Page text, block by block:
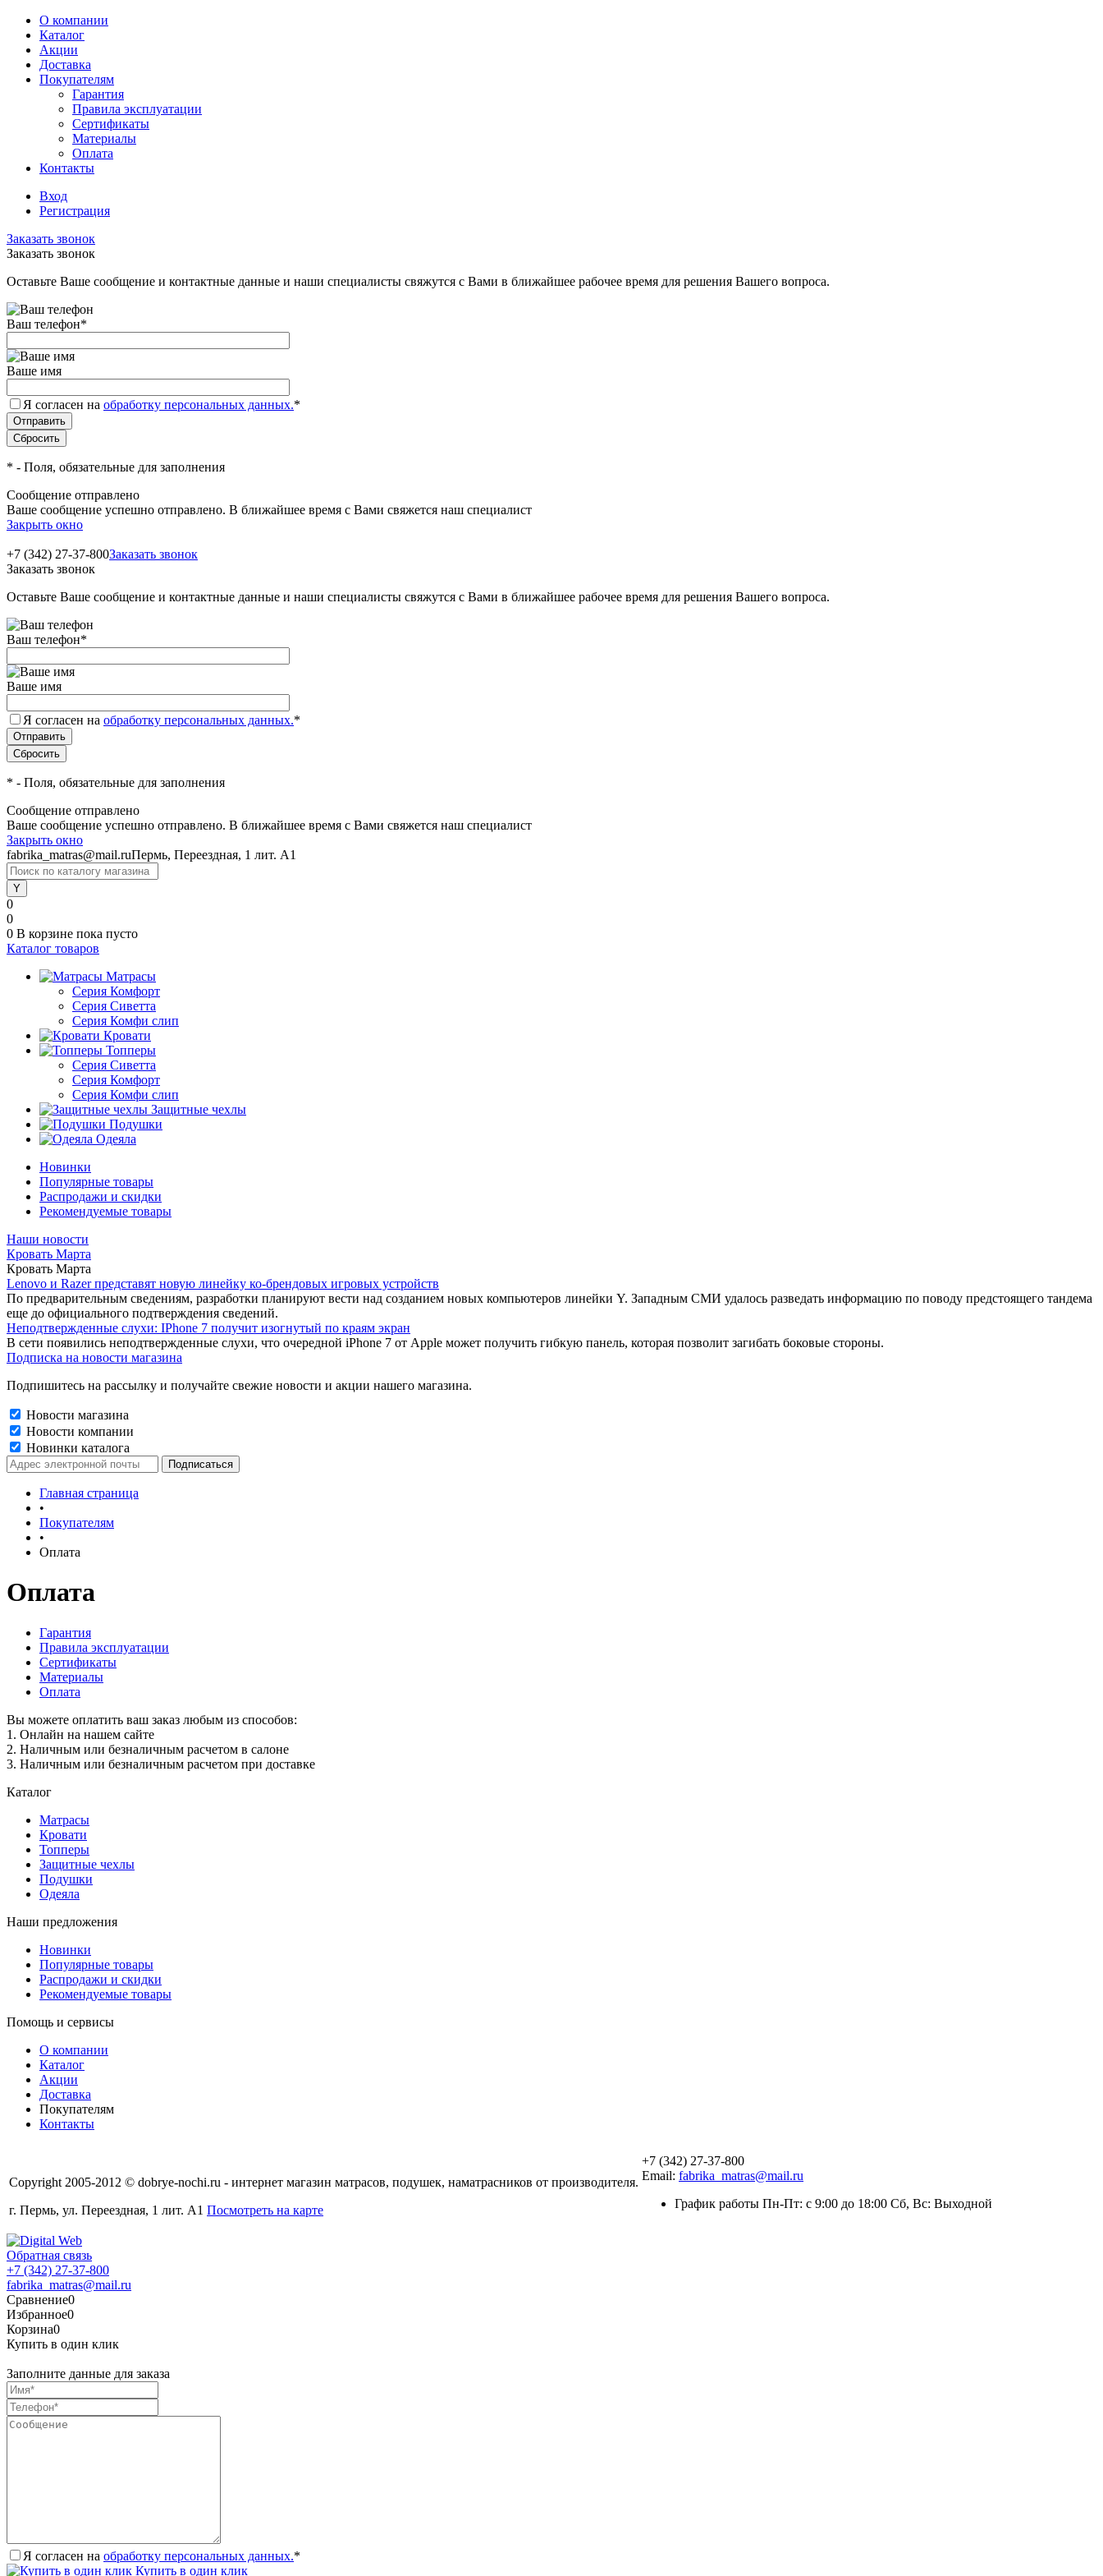
О компании
Каталог
Акции
Доставка
Покупателям
Гарантия
Правила эксплуатации
Сертификаты
Материалы
Оплата
Контакты
Вход
Регистрация
Заказать звонок
Заказать звонок
Оставьте Ваше сообщение и контактные данные и наши специалисты свяжутся с Вами в ближайшее рабочее время для решения Вашего вопроса.
Ваш телефон*
Ваше имя
Я согласен на обработку персональных данных.*
* - Поля, обязательные для заполнения
Сообщение отправлено
Ваше сообщение успешно отправлено. В ближайшее время с Вами свяжется наш специалист
Закрыть окно
+7 (342) 27-37-800Заказать звонок
Заказать звонок
Оставьте Ваше сообщение и контактные данные и наши специалисты свяжутся с Вами в ближайшее рабочее время для решения Вашего вопроса.
Ваш телефон*
Ваше имя
Я согласен на обработку персональных данных.*
* - Поля, обязательные для заполнения
Сообщение отправлено
Ваше сообщение успешно отправлено. В ближайшее время с Вами свяжется наш специалист
Закрыть окно
fabrika_matras@mail.ruПермь, Переездная, 1 лит. А1
0
0
0 В корзине пока пусто
Каталог товаров
Матрасы
Серия Комфорт
Серия Сиветта
Серия Комфи слип
Кровати
Топперы
Серия Сиветта
Серия Комфорт
Серия Комфи слип
Защитные чехлы
Подушки
Одеяла
Новинки
Популярные товары
Распродажи и скидки
Рекомендуемые товары
Наши новости
Кровать Марта
Кровать Марта
Lenovo и Razer представят новую линейку ко-брендовых игровых устройств
По предварительным сведениям, разработки планируют вести над созданием новых компьютеров линейки Y. Западным СМИ удалось разведать информацию по поводу предстоящего тандема
еще до официального подтверждения сведений.
Неподтвержденные слухи: IPhone 7 получит изогнутый по краям экран
В сети появились неподтвержденные слухи, что очередной iPhone 7 от Apple может получить гибкую панель, которая позволит загибать боковые стороны.
Подписка на новости магазина
Подпишитесь на рассылку и получайте свежие новости и акции нашего магазина.
Новости магазина
Новости компании
Новинки каталога
Главная страница
•
Покупателям
•
Оплата
Оплата
Гарантия
Правила эксплуатации
Сертификаты
Материалы
Оплата
Вы можете оплатить ваш заказ любым из способов:
1. Онлайн на нашем сайте
2. Наличным или безналичным расчетом в салоне
3. Наличным или безналичным расчетом при доставке
Каталог
Матрасы
Кровати
Топперы
Защитные чехлы
Подушки
Одеяла
Наши предложения
Новинки
Популярные товары
Распродажи и скидки
Рекомендуемые товары
Помощь и сервисы
О компании
Каталог
Акции
Доставка
Покупателям
Контакты
Copyright 2005-2012 © dobrye-nochi.ru - интернет магазин матрасов, подушек, наматрасников от производителя.
г. Пермь, ул. Переездная, 1 лит. А1 Посмотреть на карте
+7 (342) 27-37-800
Email: fabrika_matras@mail.ru
График работы Пн-Пт: с 9:00 до 18:00 Сб, Вс: Выходной
Обратная связь
+7 (342) 27-37-800
fabrika_matras@mail.ru
Сравнение0
Избранное0
Корзина0
Купить в один клик
Заполните данные для заказа
Я согласен на обработку персональных данных.*
Купить в один клик